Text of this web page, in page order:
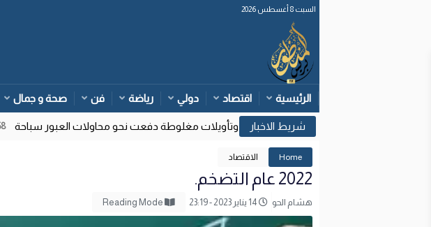
السبت 8 أغسطس 2026
الرئيسية اقتصاد دولي رياضة فن صحة و جمال
وزارة الداخلية: قرارات قضائية إسبانية وتأويلات مغلوطة دفعت نحو محاولات العبور سباحة 15:58
Home الاقتصاد
2022 عام التضخم.
هشام الحو